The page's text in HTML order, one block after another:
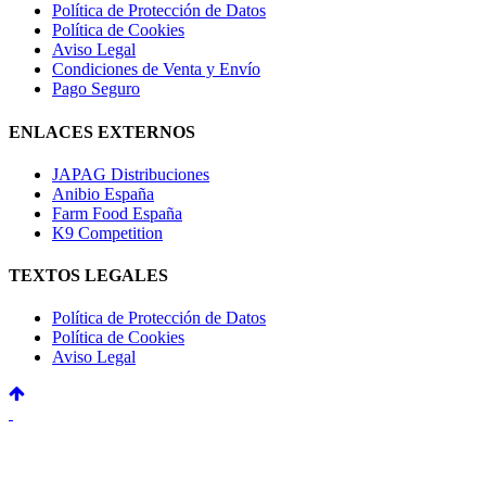
Política de Protección de Datos
Política de Cookies
Aviso Legal
Condiciones de Venta y Envío
Pago Seguro
ENLACES EXTERNOS
JAPAG Distribuciones
Anibio España
Farm Food España
K9 Competition
TEXTOS LEGALES
Política de Protección de Datos
Política de Cookies
Aviso Legal